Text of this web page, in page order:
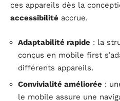
ces appareils dès la
accessibilité accrue.
Adaptabilité rapide : la
conçus en mobile first
différents appareils.
Convivialité améliorée :
le mobile assure une